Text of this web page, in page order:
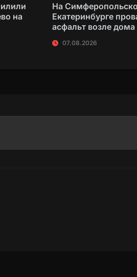
на
На
Екатеринбурге
асфальт возле дома
07.08.2026